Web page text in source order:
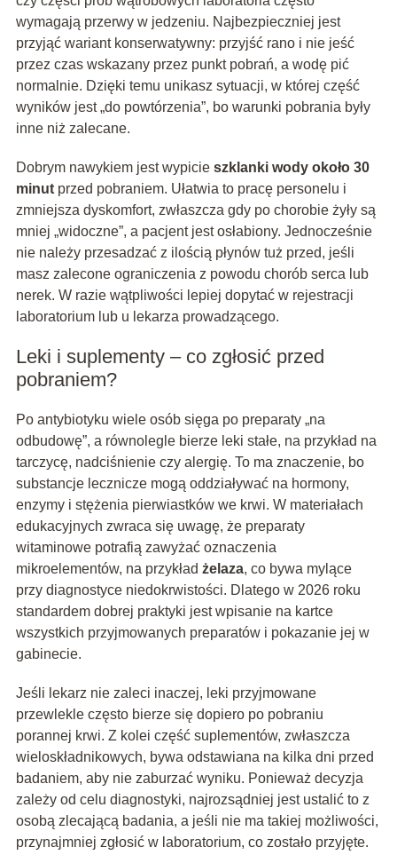
wymagają przerwy w jedzeniu. Najbezpieczniej jest
przyjąć wariant konserwatywny: przyjść rano i nie jeść
przez czas wskazany przez punkt pobrań, a wodę pić
normalnie. Dzięki temu unikasz sytuacji, w której część
wyników jest „do powtórzenia”, bo warunki pobrania były
inne niż zalecane.
Dobrym nawykiem jest wypicie szklanki wody około 30
minutprzed pobraniem. Ułatwia to pracę personelu i
zmniejsza dyskomfort, zwłaszcza gdy po chorobie żyły są
mniej „widoczne”, a pacjent jest osłabiony. Jednocześnie
nie należy przesadzać z ilością płynów tuż przed, jeśli
masz zalecone ograniczenia z powodu chorób serca lub
nerek. W razie wątpliwości lepiej dopytać w rejestracji
laboratorium lub u lekarza prowadzącego.
Leki i suplementy – co zgłosić przed
pobraniem?
Po antybiotyku wiele osób sięga po preparaty „na
odbudowę”, a równolegle bierze leki stałe, na przykład na
tarczycę, nadciśnienie czy alergię. To ma znaczenie, bo
substancje lecznicze mogą oddziaływać na hormony,
enzymy i stężenia pierwiastków we krwi. W materiałach
edukacyjnych zwraca się uwagę, że preparaty
witaminowe potrafią zawyżać oznaczenia
mikroelementów, na przykład żelaza, co bywa mylące
przy diagnostyce niedokrwistości. Dlatego w 2026 roku
standardem dobrej praktyki jest wpisanie na kartce
wszystkich przyjmowanych preparatów i pokazanie jej w
gabinecie.
Jeśli lekarz nie zaleci inaczej, leki przyjmowane
przewlekle często bierze się dopiero po pobraniu
porannej krwi. Z kolei część suplementów, zwłaszcza
wieloskładnikowych, bywa odstawiana na kilka dni przed
badaniem, aby nie zaburzać wyniku. Ponieważ decyzja
zależy od celu diagnostyki, najrozsądniej jest ustalić to z
osobą zlecającą badania, a jeśli nie ma takiej możliwości,
przynajmniej zgłosić w laboratorium, co zostało przyjęte.